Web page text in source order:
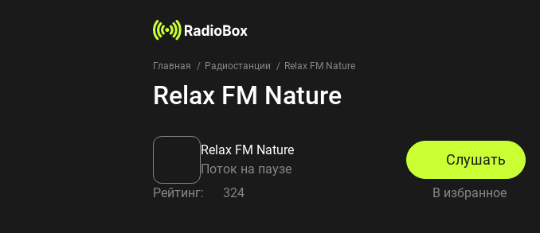
Главная Радиостанции Relax FM Nature
Relax FM Nature
Relax FM Nature
Поток на паузе
Слушать
Рейтинг: 324 В избранное